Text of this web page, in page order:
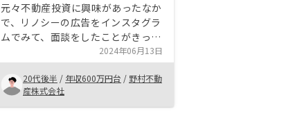
元々不動産投資に興味があったなか
で、リノシーの広告をインスタグラ
ムでみて、面談をしたことがきっか
け。面談のなかで、リノシーの説明
を聞く中で管理体制や始めやすさか
ら良いなと感じ、その中で担当の方
が良い物件を提示いただき購入に至
った。
2024年06月13日
20代後半 / 年収600万円台 / 野村不動
産株式会社